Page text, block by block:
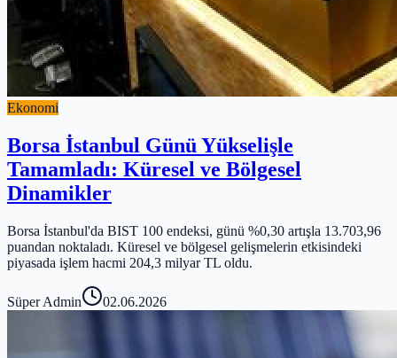
Ekonomi
Borsa İstanbul Günü Yükselişle
Tamamladı: Küresel ve Bölgesel
Dinamikler
Borsa İstanbul'da BIST 100 endeksi, günü %0,30 artışla 13.703,96
puandan noktaladı. Küresel ve bölgesel gelişmelerin etkisindeki
piyasada işlem hacmi 204,3 milyar TL oldu.
Süper Admin 02.06.2026